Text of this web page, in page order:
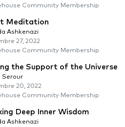
Community Membership
Meditation
Ashkenazi
27, 2022
Community Membership
the Support of the Universe
Serour
20, 2022
Community Membership
Deep Inner Wisdom
Ashkenazi